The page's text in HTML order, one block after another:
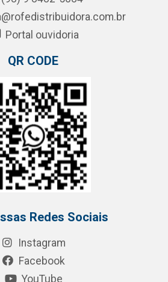
Portal ouvidoria
QR CODE
Redes Sociais
Instagram
Facebook
YouTube